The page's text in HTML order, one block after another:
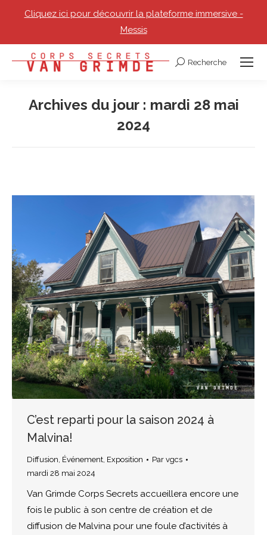
Cliquez ici pour découvrir la plateforme immersive -
Messis
Recherche
Recherche
Archives du jour : mardi 28 mai
2024
C’est reparti pour la saison 2024 à
Malvina!
Diffusion, Événement, Exposition Par vgcs
mardi 28 mai 2024
Van Grimde Corps Secrets accueillera encore une
fois le public à son centre de création et de
diffusion de Malvina pour une foule d’activités à